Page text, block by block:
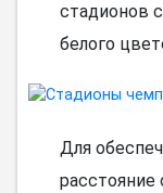
стадионов
белого
Для
расстояние